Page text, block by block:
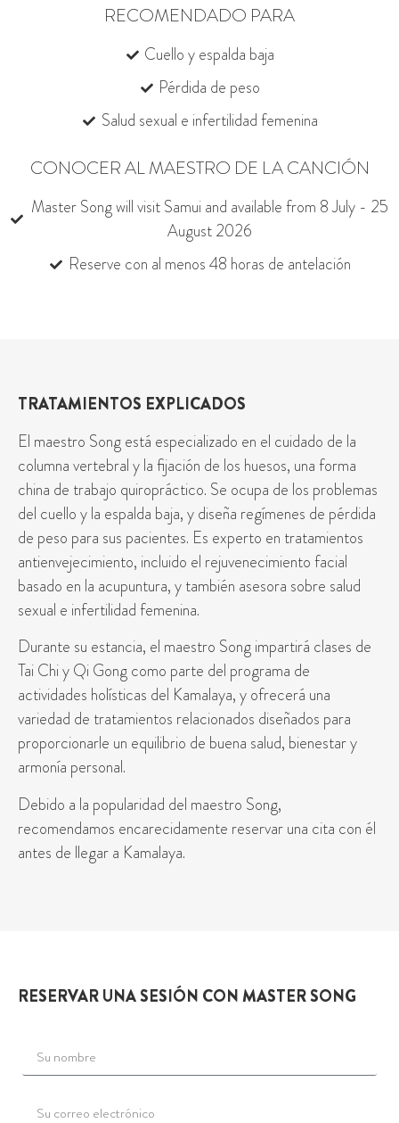
RECOMENDADO PARA
Cuello y espalda baja
Pérdida de peso
Salud sexual e infertilidad femenina
CONOCER AL MAESTRO DE LA CANCIÓN
Master Song will visit Samui and available from 8 July - 25
August 2026
Reserve con al menos 48 horas de antelación
TRATAMIENTOS EXPLICADOS
El maestro Song está especializado en el cuidado de la
columna vertebral y la fijación de los huesos, una forma
china de trabajo quiropráctico. Se ocupa de los problemas
del cuello y la espalda baja, y diseña regímenes de pérdida
de peso para sus pacientes. Es experto en tratamientos
antienvejecimiento, incluido el rejuvenecimiento facial
basado en la acupuntura, y también asesora sobre salud
sexual e infertilidad femenina.
Durante su estancia, el maestro Song impartirá clases de
Tai Chi y Qi Gong como parte del programa de
actividades holísticas del Kamalaya, y ofrecerá una
variedad de tratamientos relacionados diseñados para
proporcionarle un equilibrio de buena salud, bienestar y
armonía personal.
Debido a la popularidad del maestro Song,
recomendamos encarecidamente reservar una cita con él
antes de llegar a Kamalaya.
RESERVAR UNA SESIÓN CON MASTER SONG